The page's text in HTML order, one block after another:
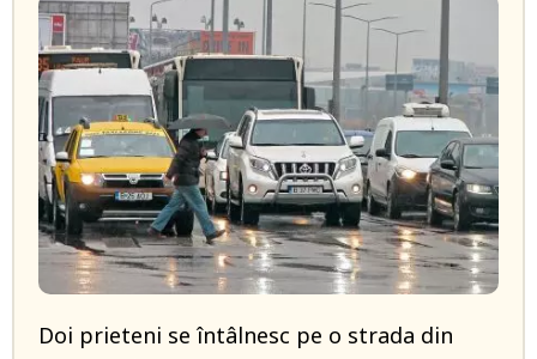
Doi prieteni se întâlnesc pe o strada din